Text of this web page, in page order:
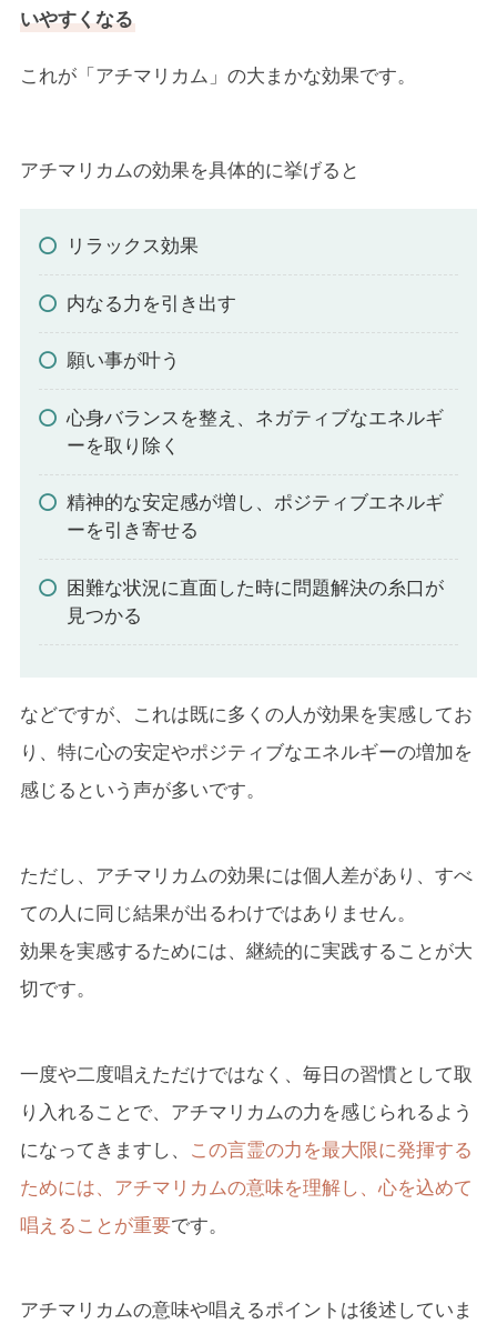
いやすくなる
これが「アチマリカム」の大まかな効果です。
アチマリカムの効果を具体的に挙げると
リラックス効果
内なる力を引き出す
願い事が叶う
心身バランスを整え、ネガティブなエネルギ
ーを取り除く
精神的な安定感が増し、ポジティブエネルギ
ーを引き寄せる
困難な状況に直面した時に問題解決の糸口が
見つかる
などですが、これは既に多くの人が効果を実感してお
り、特に心の安定やポジティブなエネルギーの増加を
感じるという声が多いです。
ただし、アチマリカムの効果には個人差があり、すべ
ての人に同じ結果が出るわけではありません。
効果を実感するためには、継続的に実践することが大
切です。
一度や二度唱えただけではなく、毎日の習慣として取
り入れることで、アチマリカムの力を感じられるよう
になってきますし、
この言霊の力を最大限に発揮する
ためには、アチマリカムの意味を理解し、心を込めて
唱えることが重要です。
アチマリカムの意味や唱えるポイントは後述していま